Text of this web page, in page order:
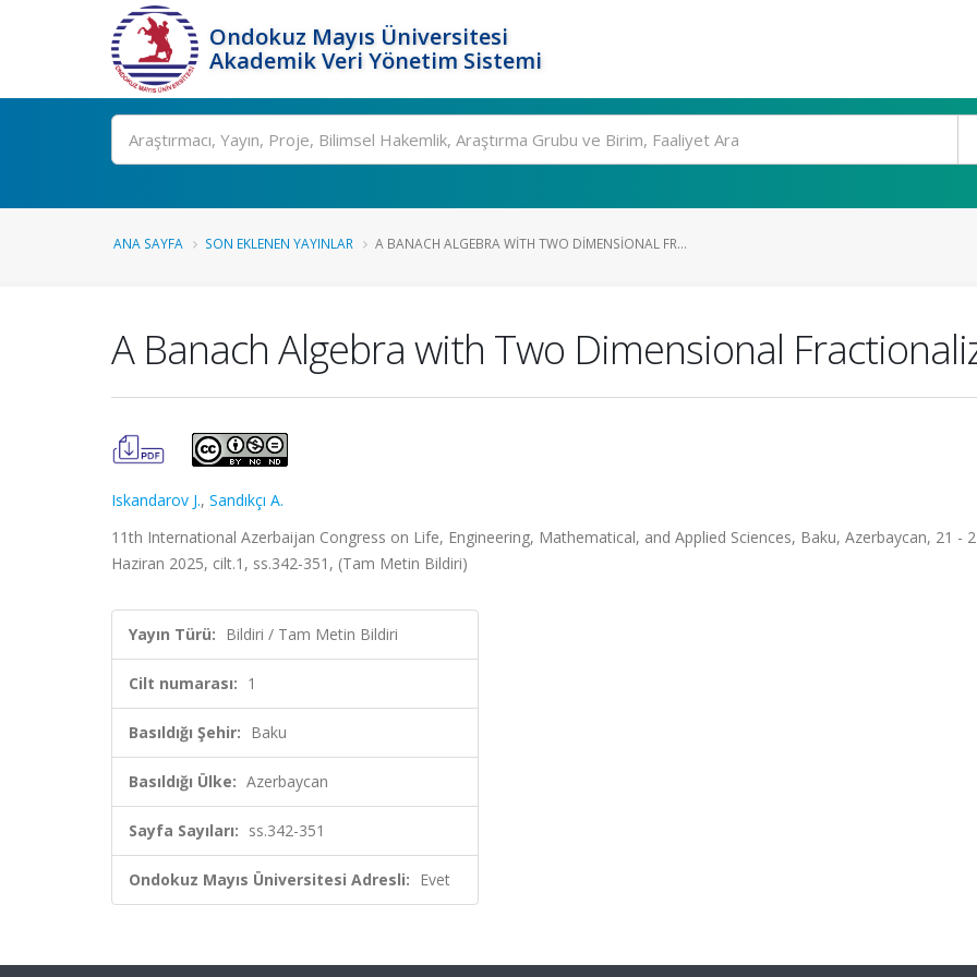
Ondokuz Mayıs Üniversitesi
Akademik Veri Yönetim Sistemi
Ara
ANA SAYFA SON EKLENEN YAYINLAR A BANACH ALGEBRA WITH TWO DIMENSIONAL FR...
A Banach Algebra with Two Dimensional
Iskandarov J., Sandıkçı A.
11th International Azerbaijan Congress on Life, Engineering, Mathematical, and Applied Sciences, Baku, Azerbaycan, 21 -
Haziran 2025, cilt.1, ss.342-351, (Tam Metin Bildiri)
Yayın Türü: Bildiri / Tam Metin Bildiri
Cilt numarası: 1
Basıldığı Şehir: Baku
Basıldığı Ülke: Azerbaycan
Sayfa Sayıları: ss.342-351
Ondokuz Mayıs Üniversitesi Adresli: Evet